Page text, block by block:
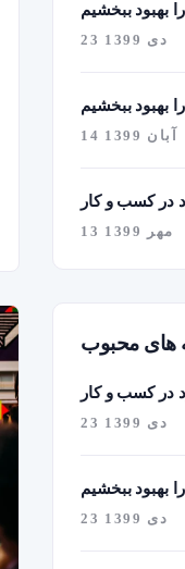
بهبود ببخشیم
23 دی 1399
بهبود ببخشیم
14 آبان 1399
در کسب و کار
13 مهر 1399
های محبوب
در کسب و کار
23 دی 1399
بهبود ببخشیم
23 دی 1399